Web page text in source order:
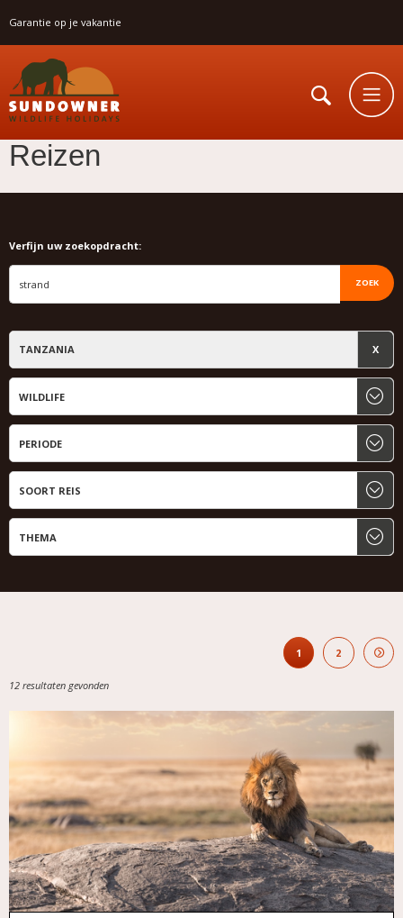
Garantie op je vakantie
Reizen
Verfijn uw zoekopdracht:
ZOEK
TANZANIA
1 2
12 resultaten gevonden